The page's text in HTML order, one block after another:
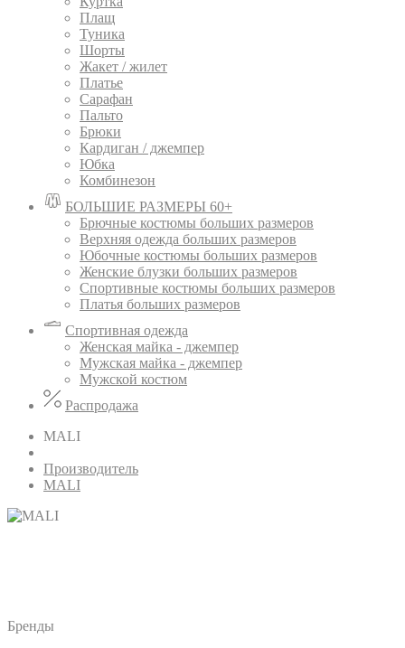
Плащ
Туника
Шорты
Жакет / жилет
Платье
Сарафан
Пальто
Брюки
Кардиган / джемпер
Юбка
Комбинезон
БОЛЬШИЕ РАЗМЕРЫ 60+
Брючные костюмы больших размеров
Верхняя одежда больших размеров
Юбочные костюмы больших размеров
Женские блузки больших размеров
Спортивные костюмы больших размеров
Платья больших размеров
Спортивная одежда
Женская майка - джемпер
Мужская майка - джемпер
Мужской костюм
Распродажа
MALI
Производитель
MALI
Бренды